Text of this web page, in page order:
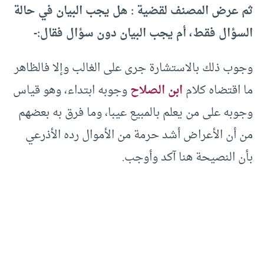
ثم عرض المصنف لقضية : هل يجب البيان في حالة
السؤال فقط، أم يجب البيان دون سؤال فقال:-
وجوب ذلك بالاستشارة جرى على الغالب وإلا فالظاهر
ما اقتضاه كلامابن الصلاحوجوبه ابتداء، وهو قياس
وجوبه على من يعلم بالمبيع عيبا، وما فرق به بعضهم
من أن الأعراض أشد حرمة من الأموال رده الأذرعي
بأن النصيحة هنا آكد وأوجب.